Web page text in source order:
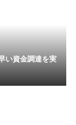
い資金調達を実